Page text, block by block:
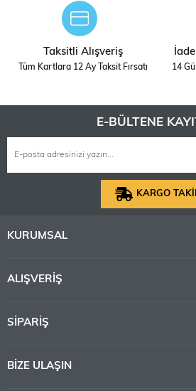
Taksitli Alışveriş
Tüm Kartlara 12 Ay Taksit Fırsatı 14
E-BÜLTENE
KARGO
KURUMSAL
ALIŞVERİŞ
SİPARİŞ
BİZE ULAŞIN